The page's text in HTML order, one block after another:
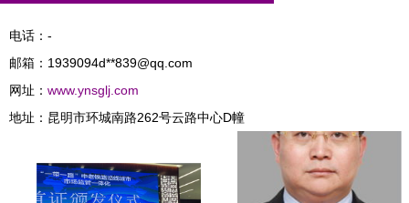
电话：-
邮箱：1939094d**839@qq.com
网址： www.ynsglj.com
地址：昆明市环城南路262号云路中心D幢